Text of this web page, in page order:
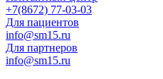
+7(8672) 77-03-03
Для пациентов
info@sm15.ru
Для партнеров
info@sm15.ru